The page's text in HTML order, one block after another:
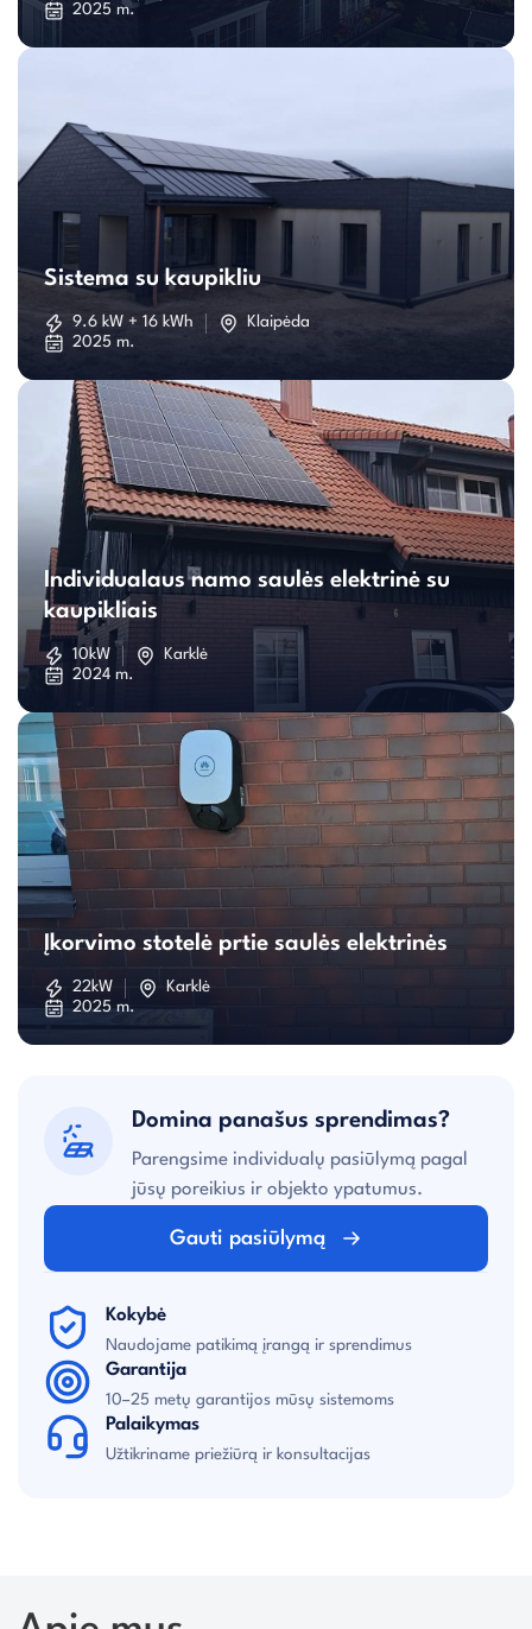
2025 m.
Sistema
su
kaupikliu
Sistema su kaupikliu
9.6 kW + 16 kWh
Klaipėda
2025 m.
Individualaus
namo
saulės
elektrinė
su
kaupikliais
Individualaus namo saulės elektrinė su
kaupikliais
10kW
Karklė
2024 m.
Įkorvimo
stotelė
Įkorvimo stotelė prtie saulės elektrinės
22kW
Karklė
2025 m.
Domina panašus sprendimas?
Parengsime individualų pasiūlymą pagal
jūsų poreikius ir objekto ypatumus.
Gauti pasiūlymą
Kokybė
Naudojame patikimą įrangą ir sprendimus
Garantija
10–25 metų garantijos mūsų sistemoms
Palaikymas
Užtikriname priežiūrą ir konsultacijas